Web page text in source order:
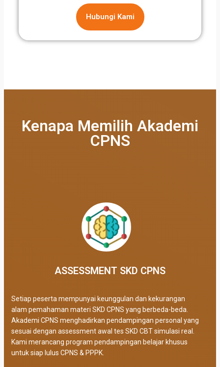
Hubungi Kami
Kenapa Memilih Akademi
CPNS
ASSESSMENT SKD CPNS
Setiap peserta mempunyai keunggulan dan kekurangan
alam pemahaman materi SKD CPNS yang berbeda-beda.
Akademi CPNS menghadirkan pendampingan personal yang
sesuai dengan assessment awal tes SKD CBT simulasi real.
Kami merancang program pendampingan belajar khusus
untuk siap lulus CPNS & PPPK.